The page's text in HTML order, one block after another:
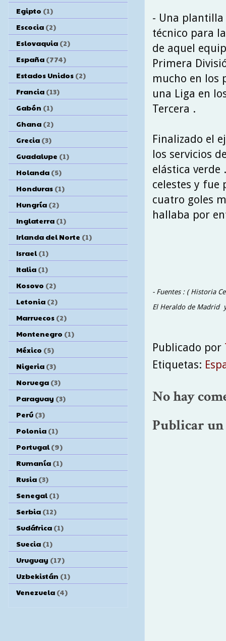
- Una plantilla
técnico para
de aquel
Primera
mucho en los
una Liga en
Tercera .
Finalizado el
los servicios
elástica verde
celestes y fue
cuatro goles
hallaba por
- Fuentes : ( Historia
El Heraldo de Madrid
Publicado por
Etiquetas:
No hay
Publicar
Egipto (1)
Escocia (2)
Eslovaquia (2)
España (774)
Estados Unidos (2)
Francia (13)
Gabón (1)
Ghana (2)
Grecia (3)
Guadalupe (1)
Holanda (5)
Honduras (1)
Hungría (2)
Inglaterra (1)
Irlanda del Norte (1)
Israel (1)
Italia (1)
Kosovo (2)
Letonia (2)
Marruecos (2)
Montenegro (1)
México (5)
Nigeria (3)
Noruega (3)
Paraguay (3)
Perú (3)
Polonia (1)
Portugal (9)
Rumanía (1)
Rusia (3)
Senegal (1)
Serbia (12)
Sudáfrica (1)
Suecia (1)
Uruguay (17)
Uzbekistán (1)
Venezuela (4)